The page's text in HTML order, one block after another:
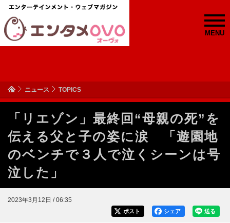
MENU
ニュース TOPICS
「リエゾン」最終回“母親の死”を
伝える父と子の姿に涙 「遊園地
のベンチで３人で泣くシーンは号
泣した」
2023年3月12日 / 06:35
送る
シェア
ポスト